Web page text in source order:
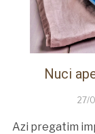
Nuci
27/
Azi pregatim